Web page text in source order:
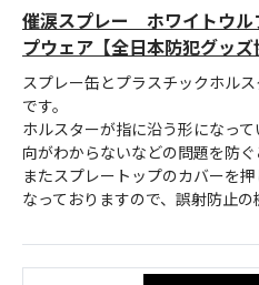
催涙スプレー ホワイトウ
プウェア【全日本防犯グッズ
スプレー缶とプラスチックホル
です。
ホルスターが指に沿う形になっ
向がわからないなどの問題を防ぐ
またスプレートップのカバーを
なっておりますので、誤射防止の